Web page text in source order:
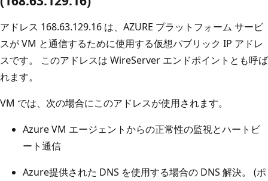
アドレス 168.63.129.16 は、AZURE プラットフォーム サービ
スが VM と通信するために使用する仮想パブリック IP アドレ
スです。 このアドレスは WireServer エンドポイントとも呼ば
れます。
VM では、次の場合にこのアドレスが使用されます。
Azure VM エージェントからの正常性の監視とハートビ
ート通信
Azure提供された DNS を使用する場合の DNS 解決。 (ポ